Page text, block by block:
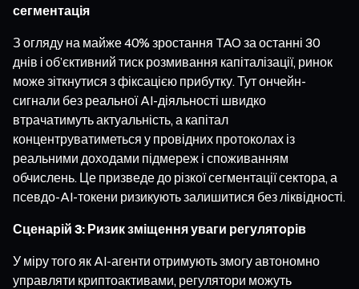
сегментація
З огляду на майже 40% зростання TAO за останні 30
днів і об’єктивний тиск розмивання капіталізації, ринок
може зіткнутися з фіксацією прибутку. Тут ончейн-
сигнали без реальної AI-діяльності швидко
втрачатимуть актуальність, а капітал
концентруватиметься у провідних протоколах із
реальними доходами підмереж і споживанням
обчислень. Це призведе до різкої сегментації сектора, а
псевдо-AI-токени ризикують залишитися без ліквідності.
Сценарій 3: Ризик зміщення уваги регуляторів
У міру того як AI-агенти отримують змогу автономно
управляти криптоактивами, регулятори можуть